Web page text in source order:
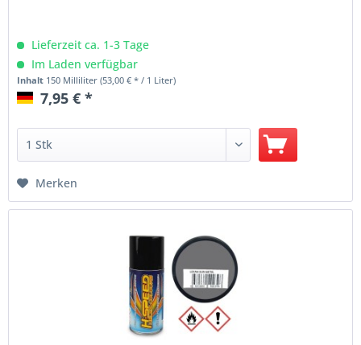
Lieferzeit ca. 1-3 Tage
Im Laden verfügbar
Inhalt 150 Milliliter(53,00 € * / 1 Liter)
7,95 € *
Merken